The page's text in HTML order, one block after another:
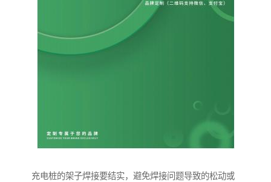
充电桩的架子焊接要结实，避免焊接问题导致的松动或